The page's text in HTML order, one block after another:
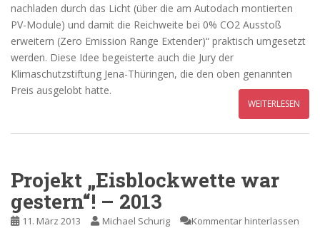
nachladen durch das Licht (über die am Autodach montierten
PV-Module) und damit die Reichweite bei 0% CO2 Ausstoß
erweitern (Zero Emission Range Extender)“ praktisch umgesetzt
werden. Diese Idee begeisterte auch die Jury der
Klimaschutzstiftung Jena-Thüringen, die den oben genannten
Preis ausgelobt hatte.
WEITERLESEN
Projekt „Eisblockwette war
gestern“! – 2013
11. März 2013 Michael Schurig Kommentar hinterlassen